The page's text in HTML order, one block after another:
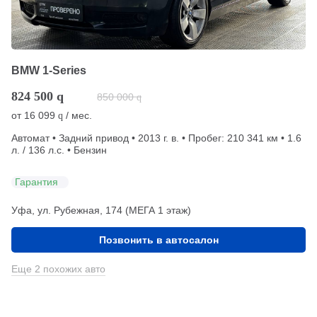
BMW 1-Series
824 500 q 850 000 q
от 16 099 q / мес.
Автомат • Задний привод • 2013 г. в. • Пробег: 210 341 км • 1.6
л. / 136 л.с. • Бензин
Гарантия
Уфа, ул. Рубежная, 174 (МЕГА 1 этаж)
Позвонить в автосалон
Еще 2 похожих авто